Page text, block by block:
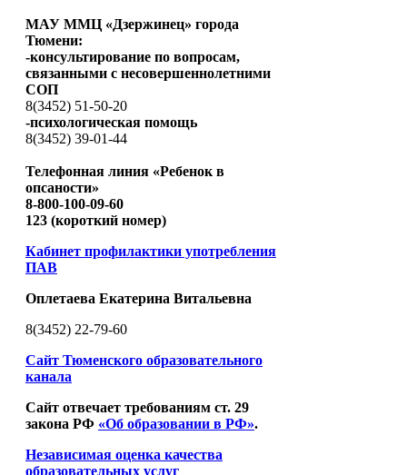
МАУ ММЦ «Дзержинец» города
Тюмени:
-консультирование по вопросам,
связанными с несовершеннолетними
СОП
8(3452) 51-50-20
-психологическая помощь
8(3452) 39-01-44
Телефонная линия «Ребенок в
опсаности»
8-800-100-09-60
123 (короткий номер)
Кабинет профилактики употребления
ПАВ
Оплетаева Екатерина Витальевна
8(3452) 22-79-60
Сайт Тюменского образовательного
канала
Сайт отвечает требованиям ст. 29
закона РФ «Об образовании в РФ».
Независимая оценка качества
образовательных услуг